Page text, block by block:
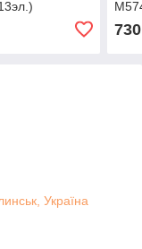
730
Україна